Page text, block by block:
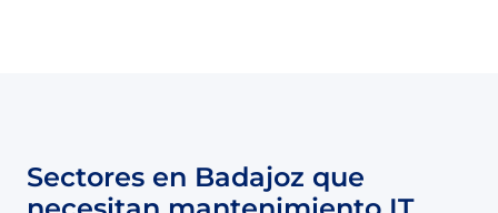
Sectores en Badajoz que